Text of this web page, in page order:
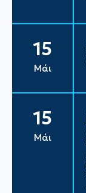
15
Μάι
15
Μάι